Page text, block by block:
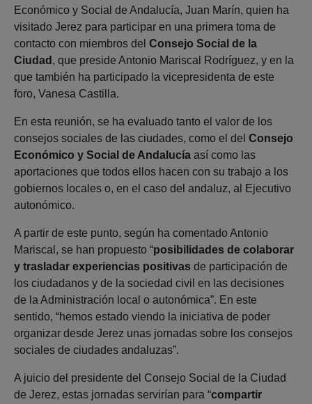
Económico y Social de Andalucía, Juan Marín, quien ha
visitado Jerez para participar en una primera toma de
contacto con miembros del Consejo Social de la
Ciudad , que preside Antonio Mariscal Rodríguez, y en la
que también ha participado la vicepresidenta de este
foro, Vanesa Castilla.
En esta reunión, se ha evaluado tanto el valor de los
consejos sociales de las ciudades, como el del Consejo
Económico y Social de Andalucía así como las
aportaciones que todos ellos hacen con su trabajo a los
gobiernos locales o, en el caso del andaluz, al Ejecutivo
autonómico.
A partir de este punto, según ha comentado Antonio
Mariscal, se han propuesto “posibilidades de colaborar
y trasladar experiencias positivas de participación de
los ciudadanos y de la sociedad civil en las decisiones
de la Administración local o autonómica”. En este
sentido, “hemos estado viendo la iniciativa de poder
organizar desde Jerez unas jornadas sobre los consejos
sociales de ciudades andaluzas”.
A juicio del presidente del Consejo Social de la Ciudad
de Jerez, estas jornadas servirían para “compartir